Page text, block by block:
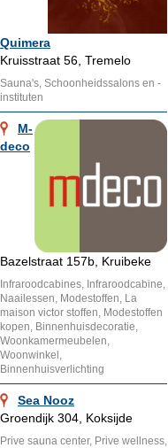
Quimera
Kruisstraat 56, Tremelo
Sauna's, Schoonheidssalons en -
instituten
M-
deco
Bazelstraat 157b, Kruibeke
Infraroodcabines, Infraroodcabine,
Naailessen, Modestoffen, La
maison victor stoffen, Modestoffen
kopen, Binnenhuisdecoratie,
Woonkamermeubelen,
Woonwinkel,
Binnenhuisverlichting
Sea Nooz
Groendijk 304, Koksijde
Prive sauna center, Prive wellness,